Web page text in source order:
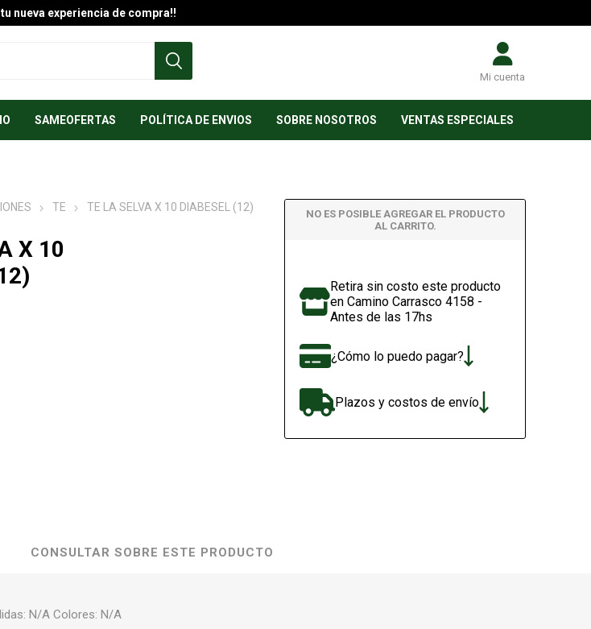
tu nueva experiencia de compra!!
Mi cuenta
SAMEOFERTAS POLÍTICA DE ENVIOS SOBRE NOSOTROS VENTAS ESPECIALES
TE TE LA SELVA X 10 DIABESEL (12)
X 10
NO ES POSIBLE AGREGAR EL PRODUCTO
AL CARRITO.
Retira sin costo este producto
en Camino Carrasco 4158 -
Antes de las 17hs
¿Cómo lo puedo pagar?
Plazos y costos de envío
CONSULTAR SOBRE ESTE PRODUCTO
N/A Colores: N/A